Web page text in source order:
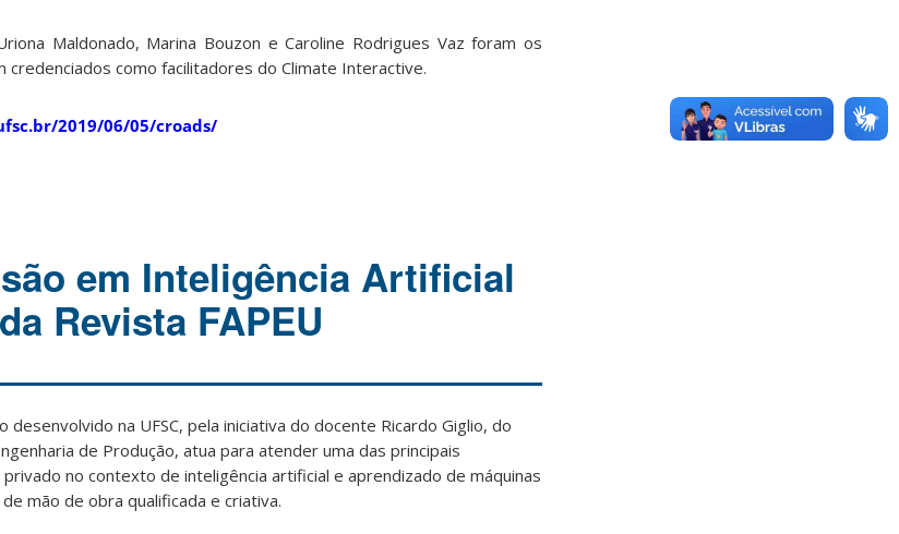
Maldonado, Marina Bouzon e Caroline Rodrigues Vaz foram os
como facilitadores do Climate Interactive.
2019/06/05/croads/
em Inteligência Artificial
Revista FAPEU
na UFSC, pela iniciativa do docente Ricardo Giglio, do
de Produção, atua para atender uma das principais
no contexto de inteligência artificial e aprendizado de máquinas
mão de obra qualificada e criativa.